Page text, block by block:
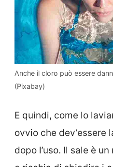
Anche il cloro può essere
(Pixabay)
E quindi, come lo
ovvio che dev’essere
dopo l’uso. Il sale è